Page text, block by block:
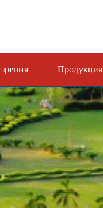
Продукция